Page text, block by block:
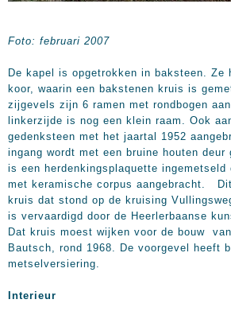
Foto: februari 2007
De kapel is opgetrokken in baksteen. Ze
koor, waarin een bakstenen kruis is
zijgevels zijn 6 ramen met rondbogen
linkerzijde is nog een klein raam. Ook
gedenksteen met het jaartal 1952
ingang wordt met een bruine houten
is een herdenkingsplaquette
met keramische corpus aangebracht.
kruis dat stond op de kruising
is vervaardigd door de Heerlerbaanse
Dat kruis moest wijken voor de bouw
Bautsch, rond 1968. De voorgevel heeft
metselversiering.
Interieur